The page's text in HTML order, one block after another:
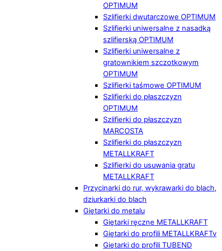
OPTIMUM
Szlifierki dwutarczowe OPTIMUM
Szlifierki uniwersalne z nasadką
szlifierską OPTIMUM
Szlifierki uniwersalne z
gratownikiem szczotkowym
OPTIMUM
Szlifierki taśmowe OPTIMUM
Szlifierki do płaszczyzn
OPTIMUM
Szlifierki do płaszczyzn
MARCOSTA
Szlifierki do płaszczyzn
METALLKRAFT
Szlifierki do usuwania gratu
METALLKRAFT
Przycinarki do rur, wykrawarki do blach,
dziurkarki do blach
Giętarki do metalu
Giętarki ręczne METALLKRAFT
Giętarki do profili METALLKRAFTv
Giętarki do profili TUBEND